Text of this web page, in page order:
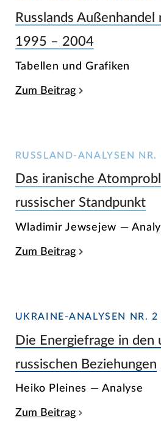
Russlands
1995 – 2004
Tabellen und Grafiken
Zum Beitrag
RUSSLAND-ANALYSEN
Das iranische
russischer Standpunkt
Wladimir Jewsejew —
Zum Beitrag
UKRAINE-ANALYSEN NR.
Die Energiefrage in den
russischen Beziehungen
Heiko Pleines — Analyse
Zum Beitrag